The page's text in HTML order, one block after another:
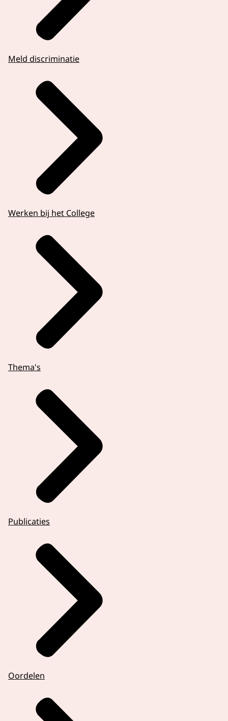
Meld discriminatie
Werken bij het College
Thema's
Publicaties
Oordelen